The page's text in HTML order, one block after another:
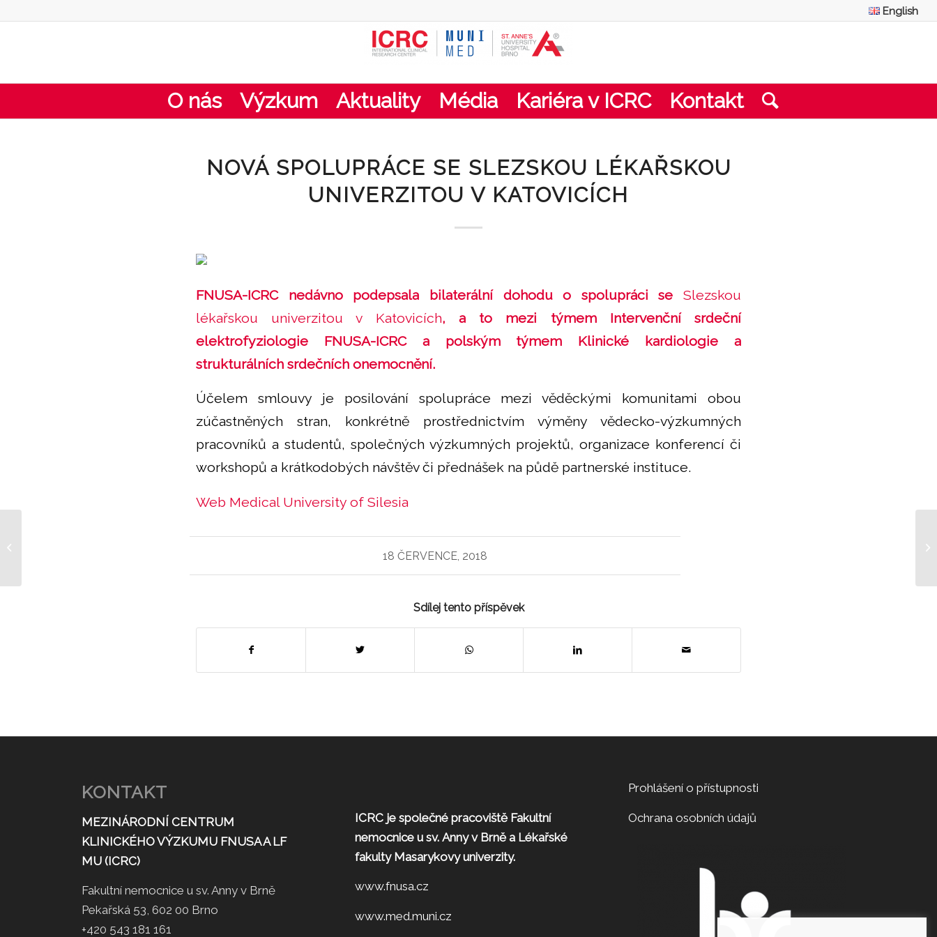
English
O nás Výzkum Aktuality Média Kariéra v ICRC Kontakt
NOVÁ SPOLUPRÁCE SE SLEZSKOU LÉKAŘSKOU
UNIVERZITOU V KATOVICÍCH
FNUSA-ICRC nedávno podepsala bilaterální dohodu o spolupráci se Slezskou
lékařskou univerzitou v Katovicích, a to mezi týmem Intervenční srdeční
elektrofyziologie FNUSA-ICRC a polským týmem Klinické kardiologie a
strukturálních srdečních onemocnění.
Účelem smlouvy je posilování spolupráce mezi věděckými komunitami obou
zúčastněných stran, konkrétně prostřednictvím výměny vědecko-výzkumných
pracovníků a studentů, společných výzkumných projektů, organizace konferencí či
workshopů a krátkodobých návštěv či přednášek na půdě partnerské instituce.
Web Medical University of Silesia
18 ČERVENCE, 2018
Sdílej tento příspěvek
KONTAKT
MEZINÁRODNÍ CENTRUM
KLINICKÉHO VÝZKUMU FNUSA A LF
MU (ICRC)
Fakultní nemocnice u sv. Anny v Brně
Pekařská 53, 602 00 Brno
+420 543 181 161
ICRC je společné pracoviště Fakultní
nemocnice u sv. Anny v Brně a Lékařské
fakulty Masarykovy univerzity.
www.fnusa.cz
www.med.muni.cz
Prohlášení o přístupnosti
Ochrana osobních údajů